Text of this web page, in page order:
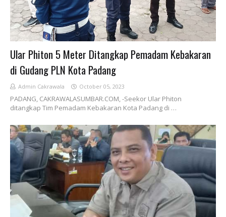
Ular Phiton 5 Meter Ditangkap Pemadam Kebakaran
di Gudang PLN Kota Padang
Admin Cakrawala October 05, 2023
PADANG, CAKRAWALASUMBAR.COM, -Seekor Ular Phiton
ditangkap Tim Pemadam Kebakaran Kota Padang di …